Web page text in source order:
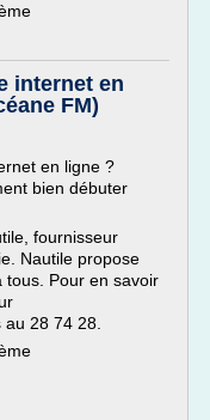
internet en
FM)
en ligne ?
bien débuter
fournisseur
Nautile propose
tous. Pour en savoir
28 74 28.